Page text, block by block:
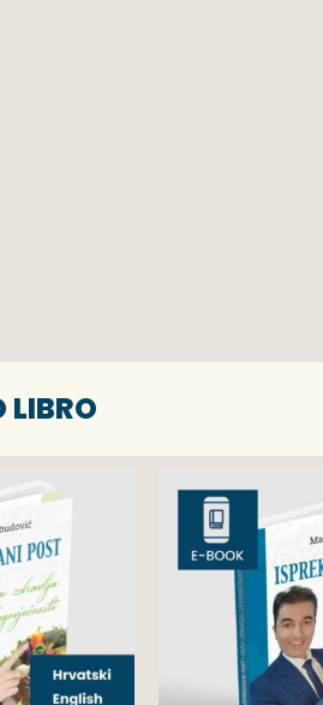
LIBRO